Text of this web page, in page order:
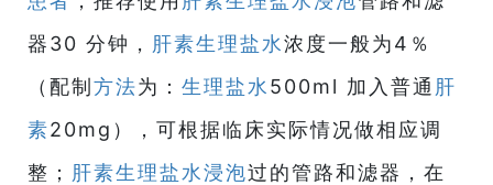
器30 分钟， 肝素生理盐水浓度一般为4％
（配制 方法为： 生理盐水500ml 加入普通 肝
素20mg），可根据临床实际情况做相应调
整； 肝素生理盐水浸泡过的管路和滤器，在